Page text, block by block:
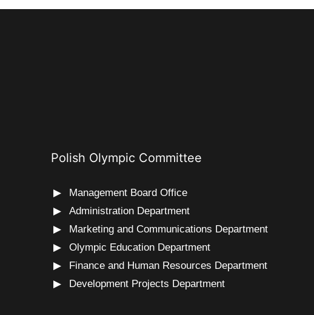
Polish Olympic Committee
Management Board Office
Administration Department
Marketing and Communications Department
Olympic Education Department
Finance and Human Resources Department
Development Projects Department